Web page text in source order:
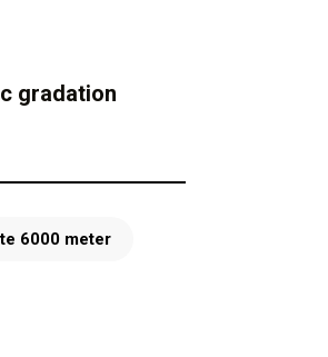
gradation
6000 meter